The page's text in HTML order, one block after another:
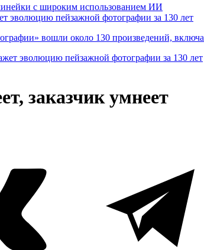
эволюцию пейзажной фотографии за 130 лет
вошли около 130 произведений,
заказчик умнеет